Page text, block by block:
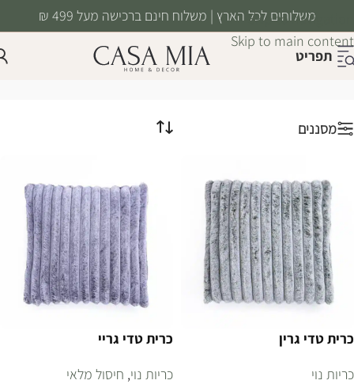
Skip to navigation
Skip to main content
משלוחים לכל הארץ | משלוח חינם ברכישה מעל 499 ₪
תפריט
כריות נוי טקסטיל/כריות נוי
מסננים
כרית טדי גרין
כריות נוי
כרית טדי גריי
כריות נוי, חיסול מלאי